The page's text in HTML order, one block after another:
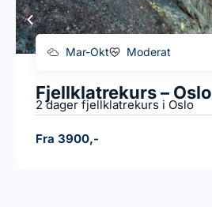
Mar-Okt Moderat
Fjellklatrekurs – Oslo
2 dager fjellklatrekurs i Oslo
Fra 3900,-